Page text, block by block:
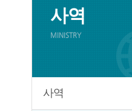
사역
MINISTRY
사역